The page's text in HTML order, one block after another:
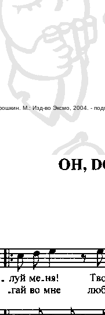
М.: Изд-во Эксмо, 2004. -